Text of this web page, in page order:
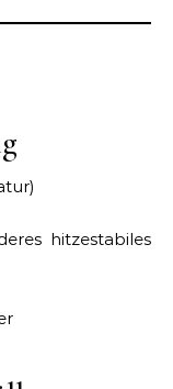
hitzestabiles